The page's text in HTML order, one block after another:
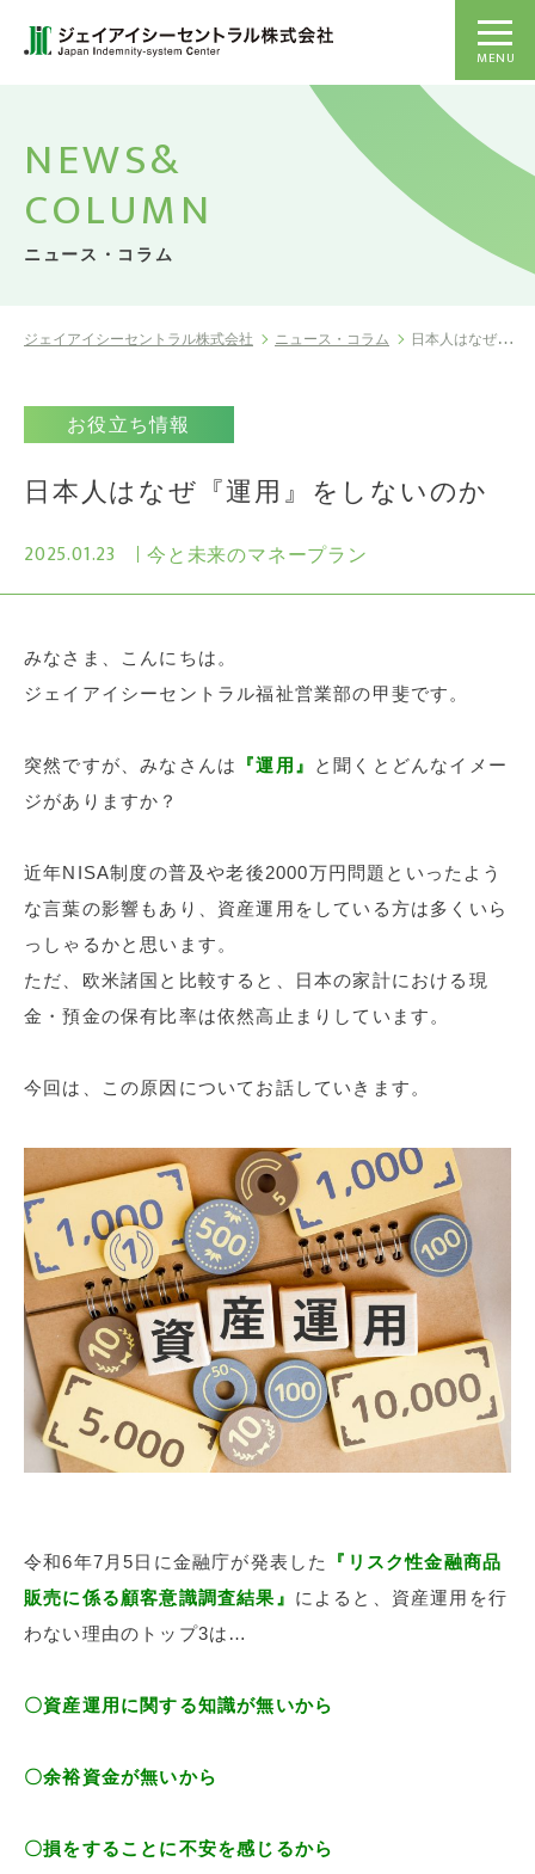
MENU
NEWS&
COLUMN
ニュース・コラム
ジェイアイシーセントラル株式会社 ニュース・コラム 日本人はなぜ『運用』をしないのか
お役立ち情報
日本人はなぜ『運用』をしないのか
2025.01.23 今と未来のマネープラン
みなさま、こんにちは。
ジェイアイシーセントラル福祉営業部の甲斐です。
突然ですが、みなさんは 『運用』
と聞くとどんなイメー
ジがありますか？
近年NISA制度の普及や老後2000万円問題といったよう
な言葉の影響もあり、資産運用をしている方は多くいら
っしゃるかと思います。
ただ、欧米諸国と比較すると、日本の家計における現
金・預金の保有比率は依然高止まりしています。
今回は、この原因についてお話していきます。
令和6年7月5日に金融庁が発表した
『リスク性金融商品
販売に係る顧客意識調査結果』 によると、資産運用を行
わない理由のトップ3は…
〇資産運用に関する知識が無いから
〇余裕資金が無いから
〇損をすることに不安を感じるから